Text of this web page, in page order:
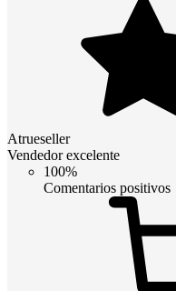
Atrueseller
Vendedor excelente
100%
Comentarios positivos